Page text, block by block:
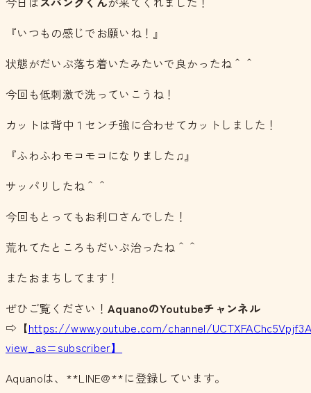
『いつもの感じでお願いね！』
状態がだいぶ落ち着いたみたいで良かったね＾＾
今回も低刺激で洗っていこうね！
カットは背中１センチ強に合わせてカットしました！
『ふわふわモコモコになりました♫』
サッパリしたね＾＾
今回もとってもお利口さんでした！
荒れてたところもだいぶ治ったね＾＾
またおまちしてます！
ぜひご覧ください！ AquanoのYoutubeチャンネル
⇨【https://www.youtube.com/channel/
view_as=subscriber】
Aquanoは、**LINE@**に登録しています。